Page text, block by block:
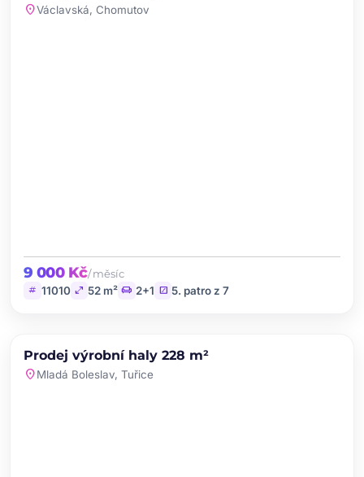
location_onVáclavská, Chomutov
9 000 Kč/ měsíc
tag 11010 open_in_full 52 m² chair 2+1 stairs 5. patro z 7
PRODEJ NOVINKA
Prodej výrobní haly 228 m²
location_onMladá Boleslav, Tuřice